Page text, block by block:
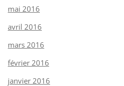
mai 2016
avril 2016
mars 2016
février 2016
janvier 2016